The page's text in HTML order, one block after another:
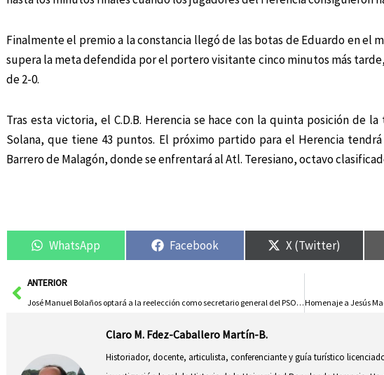
Finalmente el premio a la constancia llegó de las botas de Eduardo en el
supera la meta defendida por el portero visitante cinco minutos más
de 2-0.
Tras esta victoria, el C.D.B. Herencia se hace con la quinta posición de
Solana, que tiene 43 puntos. El próximo partido para el Herencia
Barrero de Malagón, donde se enfrentará al Atl. Teresiano, octavo
WhatsApp Facebook X (Twitter)
AntANTERIOR
José Manuel Bolaños optará a la reelección como secretario general del PSOE de Herencia
Claro M. Fdez-Caballero Martín-B.
Historiador, docente, articulista, conferenciante y guía turístico